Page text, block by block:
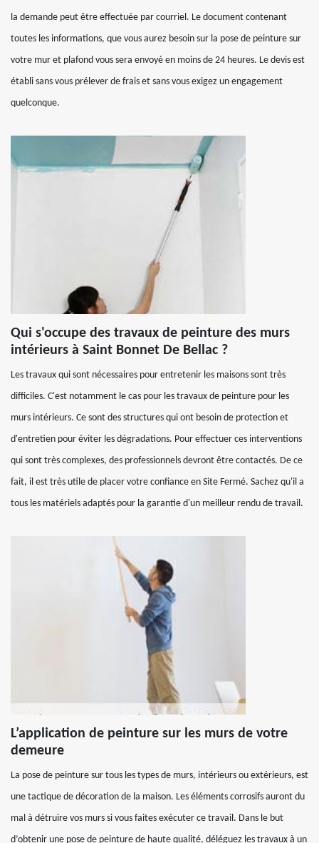
la demande peut être effectuée par courriel. Le document contenant
toutes les informations, que vous aurez besoin sur la pose de peinture sur
votre mur et plafond vous sera envoyé en moins de 24 heures. Le devis est
établi sans vous prélever de frais et sans vous exigez un engagement
quelconque.
Qui s'occupe des travaux de peinture des murs
intérieurs à Saint Bonnet De Bellac ?
Les travaux qui sont nécessaires pour entretenir les maisons sont très
difficiles. C'est notamment le cas pour les travaux de peinture pour les
murs intérieurs. Ce sont des structures qui ont besoin de protection et
d'entretien pour éviter les dégradations. Pour effectuer ces interventions
qui sont très complexes, des professionnels devront être contactés. De ce
fait, il est très utile de placer votre confiance en Site Fermé. Sachez qu'il a
tous les matériels adaptés pour la garantie d'un meilleur rendu de travail.
L’application de peinture sur les murs de votre
demeure
La pose de peinture sur tous les types de murs, intérieurs ou extérieurs, est
une tactique de décoration de la maison. Les éléments corrosifs auront du
mal à détruire vos murs si vous faites exécuter ce travail. Dans le but
d’obtenir une pose de peinture de haute qualité, déléguez les travaux à un